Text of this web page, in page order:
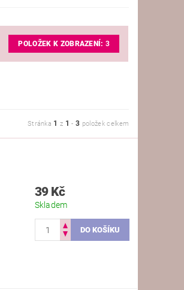
POLOŽEK K ZOBRAZENÍ:3
Stránka 1 z 1 -3 položek celkem
39 Kč
Skladem